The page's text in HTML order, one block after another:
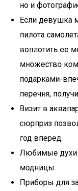
но и
Если девушка
пилота
воплотить ее
множество
подарками-
перечня,
Визит в
сюрприз
год вперед.
Любимые духи
модницы.
Приборы для